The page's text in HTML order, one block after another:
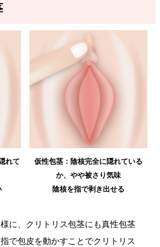
れて
仮性包茎：陰核完全に隠れている
か、やや被さり気味
陰核を指で剥き出せる
に、クリトリス包茎にも真性包茎
で包皮を動かすことでクリトリス